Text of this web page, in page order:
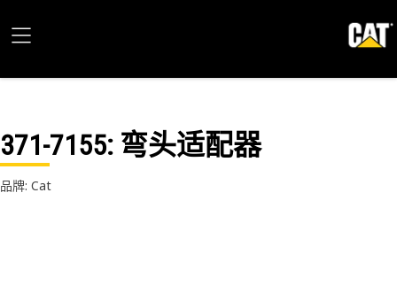
371-7155: 弯头适配器
品牌: Cat